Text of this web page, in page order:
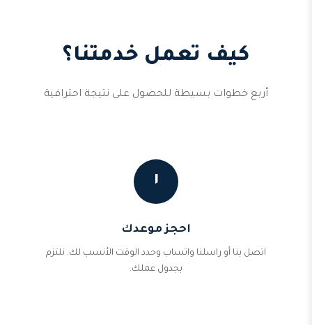
كيف تعمل خدمتنا؟
أربع خطوات بسيطة للحصول على نتيجة احترافية
١
احجز موعدك
اتصل بنا أو راسلنا واتساب وحدد الوقت الأنسب لك. نلتزم
بجدول عملك.